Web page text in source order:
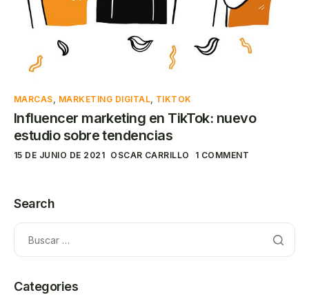
MARCAS, MARKETING DIGITAL, TIKTOK
Influencer marketing en TikTok: nuevo
estudio sobre tendencias
15 DE JUNIO DE 2021 OSCAR CARRILLO 1 COMMENT
Search
Categories